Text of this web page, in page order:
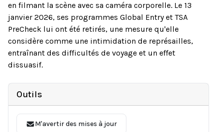
en filmant la scène avec sa caméra corporelle. Le 13
janvier 2026, ses programmes Global Entry et TSA
PreCheck lui ont été retirés, une mesure qu'elle
considère comme une intimidation de représailles,
entraînant des difficultés de voyage et un effet
dissuasif.
Outils
M'avertir des mises à jour